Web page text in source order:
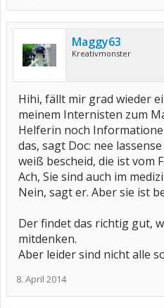
Maggy63
Kreativmonster
Hihi, fällt mir grad wieder
meinem Internisten zum
Helferin noch
das, sagt Doc: nee
weiß bescheid, die ist vom
Ach, Sie sind auch im
Nein, sagt er. Aber sie ist
Der findet das richtig gut,
mitdenken.
Aber leider sind nicht alle
8. April 2014